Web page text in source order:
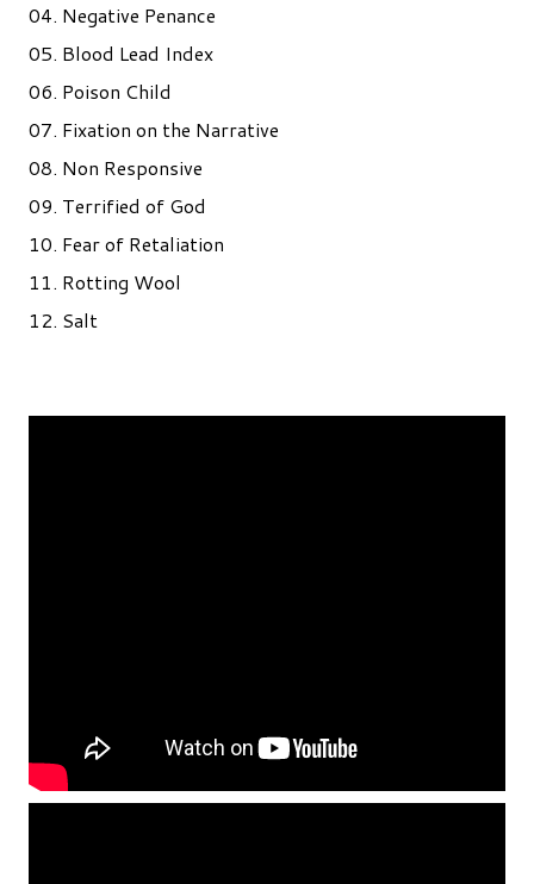
04. Negative Penance
05. Blood Lead Index
06. Poison Child
07. Fixation on the Narrative
08. Non Responsive
09. Terrified of God
10. Fear of Retaliation
11. Rotting Wool
12. Salt